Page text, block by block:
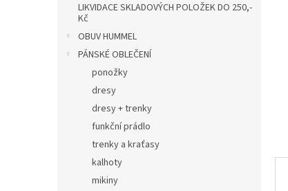
LIKVIDACE SKLADOVÝCH POLOŽEK DO 250,-
Kč
OBUV HUMMEL
PÁNSKÉ OBLEČENÍ
ponožky
dresy
dresy + trenky
funkční prádlo
trenky a kraťasy
kalhoty
mikiny